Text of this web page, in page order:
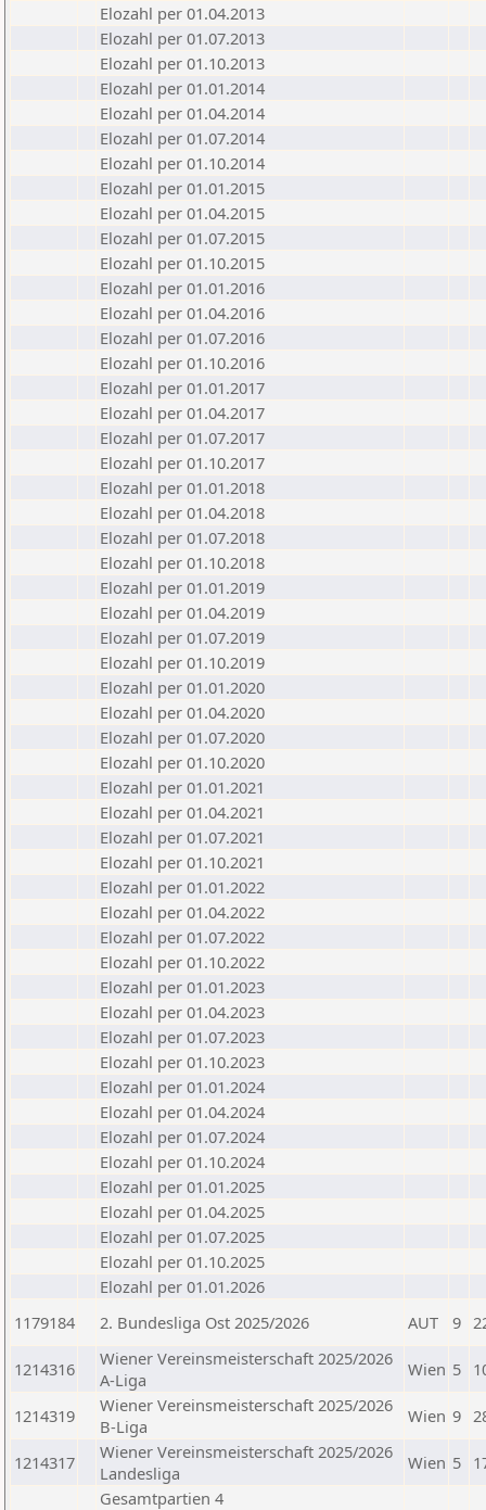
Elozahl per 01.04.2013
Elozahl per 01.07.2013
Elozahl per 01.10.2013
Elozahl per 01.01.2014
Elozahl per 01.04.2014
Elozahl per 01.07.2014
Elozahl per 01.10.2014
Elozahl per 01.01.2015
Elozahl per 01.04.2015
Elozahl per 01.07.2015
Elozahl per 01.10.2015
Elozahl per 01.01.2016
Elozahl per 01.04.2016
Elozahl per 01.07.2016
Elozahl per 01.10.2016
Elozahl per 01.01.2017
Elozahl per 01.04.2017
Elozahl per 01.07.2017
Elozahl per 01.10.2017
Elozahl per 01.01.2018
Elozahl per 01.04.2018
Elozahl per 01.07.2018
Elozahl per 01.10.2018
Elozahl per 01.01.2019
Elozahl per 01.04.2019
Elozahl per 01.07.2019
Elozahl per 01.10.2019
Elozahl per 01.01.2020
Elozahl per 01.04.2020
Elozahl per 01.07.2020
Elozahl per 01.10.2020
Elozahl per 01.01.2021
Elozahl per 01.04.2021
Elozahl per 01.07.2021
Elozahl per 01.10.2021
Elozahl per 01.01.2022
Elozahl per 01.04.2022
Elozahl per 01.07.2022
Elozahl per 01.10.2022
Elozahl per 01.01.2023
Elozahl per 01.04.2023
Elozahl per 01.07.2023
Elozahl per 01.10.2023
Elozahl per 01.01.2024
Elozahl per 01.04.2024
Elozahl per 01.07.2024
Elozahl per 01.10.2024
Elozahl per 01.01.2025
Elozahl per 01.04.2025
Elozahl per 01.07.2025
Elozahl per 01.10.2025
Elozahl per 01.01.2026
1179184
2. Bundesliga Ost 2025/2026 AUT 9
1214316
Wiener Vereinsmeisterschaft 2025/2026
A-Liga
Wien 5
1214319
Wiener Vereinsmeisterschaft 2025/2026
B-Liga
Wien 9
1214317
Wiener Vereinsmeisterschaft 2025/2026
Landesliga
Wien 5
Gesamtpartien 4